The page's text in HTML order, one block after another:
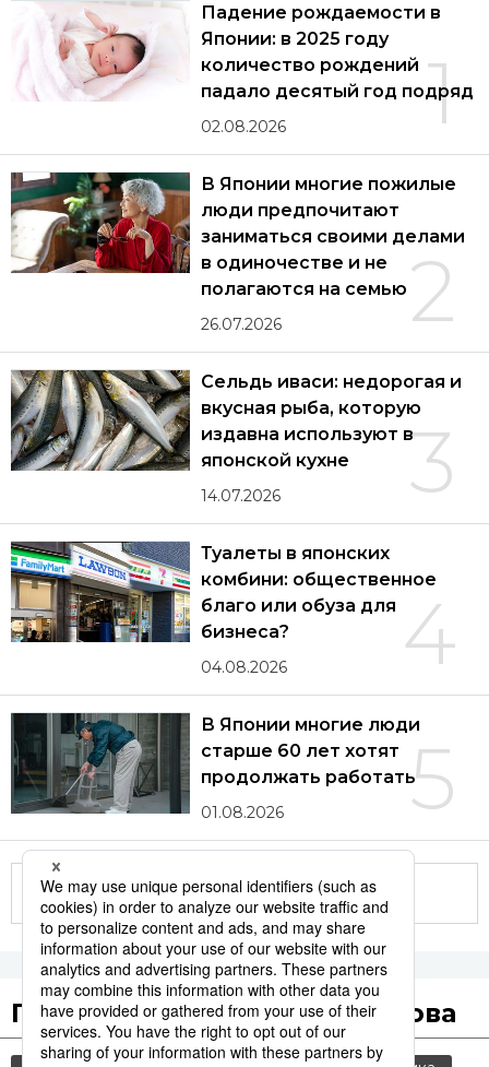
1
Падение рождаемости в
Японии: в 2025 году
количество рождений
падало десятый год подряд
02.08.2026
2
В Японии многие пожилые
люди предпочитают
заниматься своими делами
в одиночестве и не
полагаются на семью
26.07.2026
3
Сельдь иваси: недорогая и
вкусная рыба, которую
издавна используют в
японской кухне
14.07.2026
4
Туалеты в японских
комбини: общественное
благо или обуза для
бизнеса?
04.08.2026
5
В Японии многие люди
старше 60 лет хотят
продолжать работать
01.08.2026
Другие статьи по теме
Популярные поисковые слова